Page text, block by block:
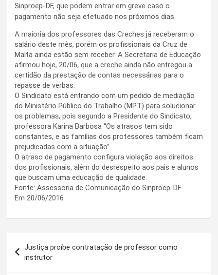
Sinproep-DF, que podem entrar em greve caso o
pagamento não seja efetuado nos próximos dias.
A maioria dos professores das Creches já receberam o
salário deste mês, porém os profissionais da Cruz de
Malta ainda estão sem receber. A Secretaria de Educação
afirmou hoje, 20/06, que a creche ainda não entregou a
certidão da prestação de contas necessárias para o
repasse de verbas.
O Sindicato está entrando com um pedido de mediação
do Ministério Público do Trabalho (MPT) para solucionar
os problemas, pois segundo a Presidente do Sindicato,
professora Karina Barbosa “Os atrasos tem sido
constantes, e as famílias dos professores também ficam
prejudicadas com a situação”.
O atraso de pagamento configura violação aos direitos
dos profissionais, além do desrespeito aos pais e alunos
que buscam uma educação de qualidade.
Fonte: Assessoria de Comunicação do Sinproep-DF
Em 20/06/2016
de
Post
Justiça proíbe contratação de professor como
instrutor